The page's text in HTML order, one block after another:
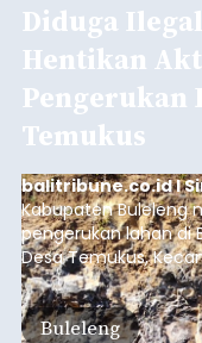
Diduga
Hentikan
Pengerukan
Temukus
balitribune.co.id I
Kabupaten Buleleng
pengerukan lahan di
Desa Temukus,
ditemukan indikasi
material yang tidak
kawasan.
Buleleng